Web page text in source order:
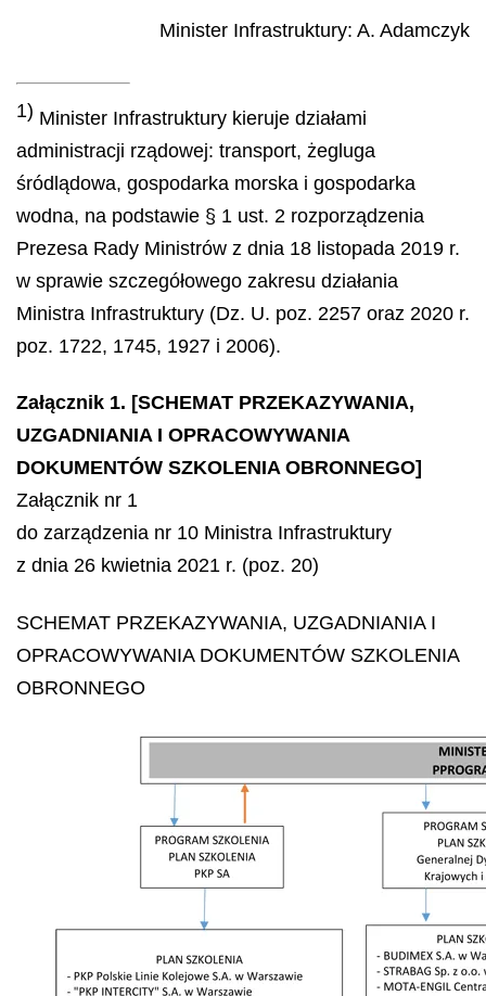
Minister Infrastruktury: A. Adamczyk
1) Minister Infrastruktury kieruje działami
administracji rządowej: transport, żegluga
śródlądowa, gospodarka morska i gospodarka
wodna, na podstawie § 1 ust. 2 rozporządzenia
Prezesa Rady Ministrów z dnia 18 listopada 2019 r.
w sprawie szczegółowego zakresu działania
Ministra Infrastruktury (Dz. U. poz. 2257 oraz 2020 r.
poz. 1722, 1745, 1927 i 2006).
Załącznik 1. [SCHEMAT PRZEKAZYWANIA,
UZGADNIANIA I OPRACOWYWANIA
DOKUMENTÓW SZKOLENIA OBRONNEGO]
Załącznik nr 1
do zarządzenia nr 10 Ministra Infrastruktury
z dnia 26 kwietnia 2021 r. (poz. 20)
SCHEMAT PRZEKAZYWANIA, UZGADNIANIA I
OPRACOWYWANIA DOKUMENTÓW SZKOLENIA
OBRONNEGO